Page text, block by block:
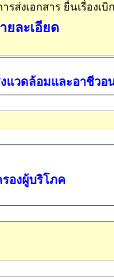
รส่งเอกสาร ยื่นเรื่องเ
ยละเอียด
แวดล้อมและอาชีวอ
องผู้บริโภค